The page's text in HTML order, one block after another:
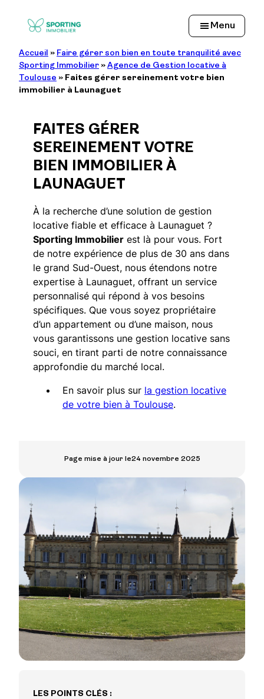
Menu
Accueil » Faire gérer son bien en toute tranquilité avec
Sporting Immobilier » Agence de Gestion locative à
Toulouse » Faites gérer sereinement votre bien
immobilier à Launaguet
FAITES GÉRER
SEREINEMENT VOTRE
BIEN IMMOBILIER À
LAUNAGUET
À la recherche d’une solution de gestion
locative fiable et efficace à Launaguet ?
Sporting Immobilier est là pour vous. Fort
de notre expérience de plus de 30 ans dans
le grand Sud-Ouest, nous étendons notre
expertise à Launaguet, offrant un service
personnalisé qui répond à vos besoins
spécifiques. Que vous soyez propriétaire
d’un appartement ou d’une maison, nous
vous garantissons une gestion locative sans
souci, en tirant parti de notre connaissance
approfondie du marché local.
En savoir plus sur la gestion locative
de votre bien à Toulouse.
Page mise à jour le24 novembre 2025
LES POINTS CLÉS :